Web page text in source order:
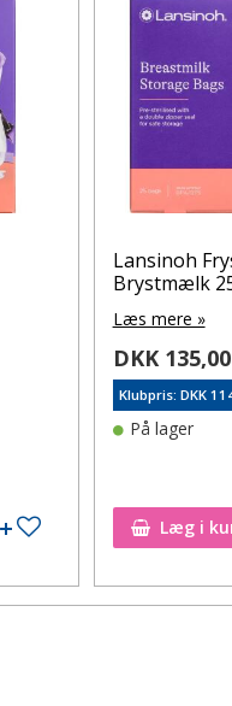
Tilføj til ønskeseddel
Lansinoh
Brystmælk
Læs mere »
DKK 135,00
Klubpris: DKK
På lager
Læg i